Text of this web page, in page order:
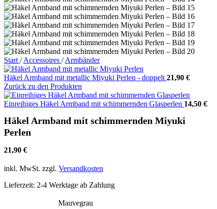
Start / Accessoires / Armbänder
Häkel Armband mit metallic Miyuki Perlen - doppelt 21,90 €
Zurück zu den Produkten
Einreihiges Häkel Armband mit schimmernden Glasperlen 14,50 €
Häkel Armband mit schimmernden Miyuki
Perlen
21,90 €
inkl. MwSt. zzgl. Versandkosten
Lieferzeit: 2-4 Werktage ab Zahlung
Mauvegrau